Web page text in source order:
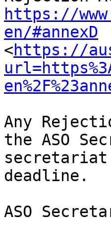
https://
en/#annexD
<https://
Any
the ASO
deadline.
ASO